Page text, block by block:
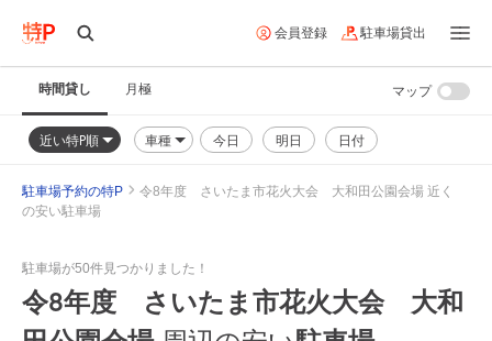
会員登録 駐車場貸出
時間貸し 月極
近い特P順 車種 今日 明日 日付
マップ
駐車場予約の特P
令8年度 さいたま市花火大会 大和田公園会場 近く
の安い駐車場
駐車場が50件見つかりました！
令8年度 さいたま市花火大会 大和